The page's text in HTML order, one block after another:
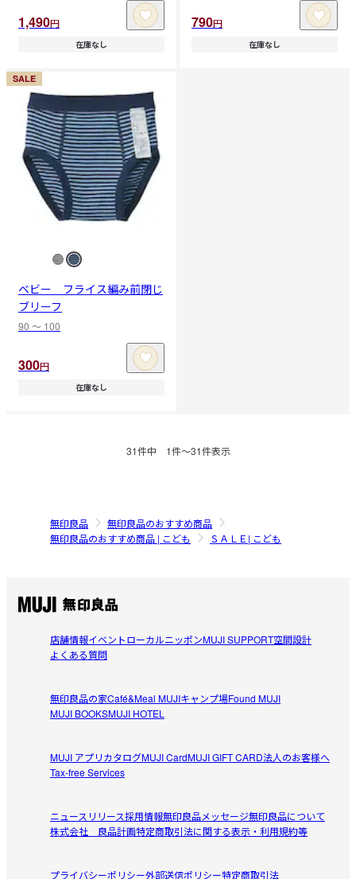
1,490円
在庫なし
790円
在庫なし
SALE
ベビー フライス編み前閉じ
ブリーフ
90 〜 100
300円
在庫なし
31件中 1件〜31件表示
無印良品
無印良品のおすすめ商品
無印良品のおすすめ商品 | こども
ＳＡＬＥ| こども
店舗情報イベントローカルニッポンMUJI SUPPORT空間設計
よくある質問
無印良品の家Café&Meal MUJIキャンプ場Found MUJI
MUJI BOOKSMUJI HOTEL
MUJI アプリカタログMUJI CardMUJI GIFT CARD法人のお客様へ
Tax-free Services
ニュースリリース採用情報無印良品メッセージ無印良品について
株式会社 良品計画特定商取引法に関する表示・利用規約等
プライバシーポリシー外部送信ポリシー特定商取引法